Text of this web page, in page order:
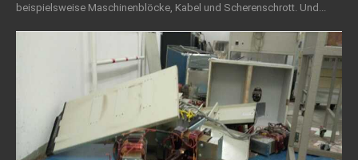
beispielsweise Maschinenblöcke, Kabel und Scherenschrott. Und...